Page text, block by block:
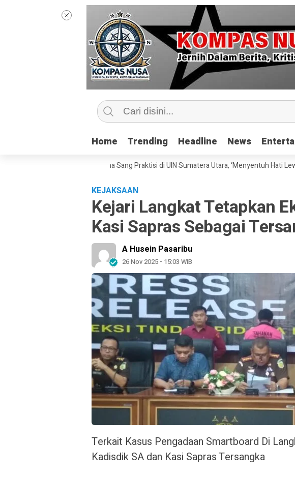
Home Trending Headline News
Home Trending Headline News
Kelas Jurnalisme Bersama Sang Praktisi di UIN Sumatera Utara, ‘Menyentuh Hati Lewat Kata’
KEJAKSAAN
Kejari Langkat Tetapkan
Kasi Sapras Sebagai
A Husein Pasaribu
26 Nov 2025 - 15:03 WIB
Terkait Kasus Pengadaan Smartboard Di
Kadisdik SA dan Kasi Sapras Tersangka